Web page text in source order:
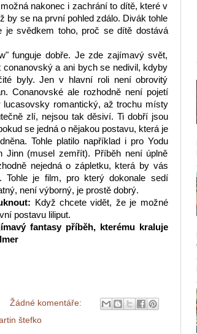
nakonec i zachrání to dítě, které v
by se na první pohled zdálo. Divák tohle
je svědkem toho, proč se dítě dostává
funguje dobře. Je zde zajímavý svět,
a ani bych se nedivil, kdyby
byly. Jen v hlavní roli není obrovitý
Conanovské ale rozhodně není pojetí
lucasovsky romantický, až trochu místy
zlí, nejsou tak děsiví. Ti dobří jsou
se jedná o nějakou postavu, která je
Tohle platilo například i pro Yodu
Jinn (musel zemřít). Příběh není úplně
nejedná o zápletku, která by vás
Tohle je film, pro který dokonale sedí
není výborný, je prostě dobrý.
Když chcete vidět, že je možné
postavu liliput.
fantasy příběh, kterému kraluje
Žádné komentáře:
štefko